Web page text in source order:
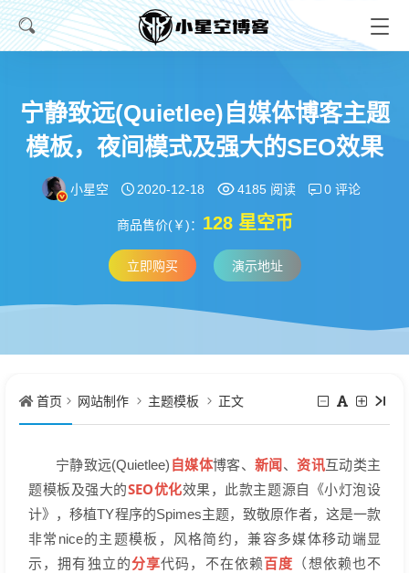
宁静致远(Quietlee)自媒体博客主题
模板，夜间模式及强大的SEO效果
小星空 2020-12-18 4185 阅读 0 评论
商品售价(￥)： 128 星空币
立即购买 演示地址
首页 网站制作 主题模板 正文
宁静致远(Quietlee) 自媒体博客、新闻、资讯互动类主
题模板及强大的SEO优化效果，此款主题源自《小灯泡设
计》，移植TY程序的Spimes主题，致敬原作者，这是一款
非常nice的主题模板，风格简约，兼容多媒体移动端显
示，拥有独立的分享代码，不在依赖百度 （想依赖也不